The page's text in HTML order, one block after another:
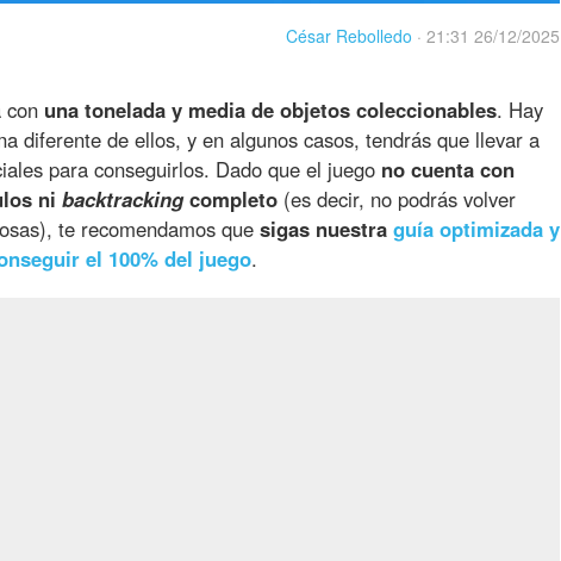
César Rebolledo · 21:31 26/12/2025
con una tonelada y media de objetos coleccionables. Hay
diferente de ellos, y en algunos casos, tendrás que llevar a
para conseguirlos. Dado que el juego no cuenta con
ni backtrackingcompleto (es decir, no podrás volver
te recomendamos que sigas nuestra guía optimizada y
el 100% del juego.